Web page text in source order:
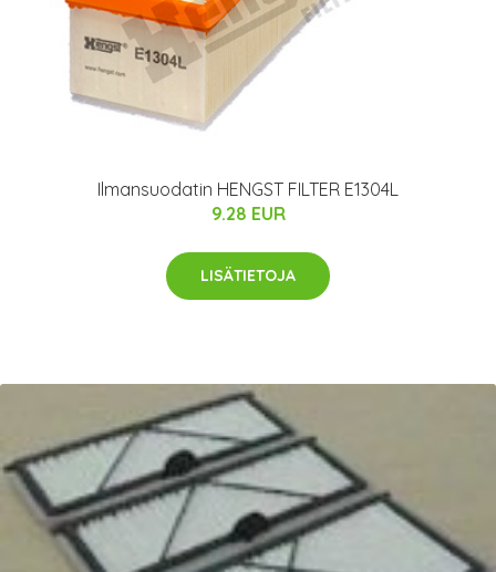
Ilmansuodatin HENGST FILTER E1304L
9.28 EUR
LISÄTIETOJA